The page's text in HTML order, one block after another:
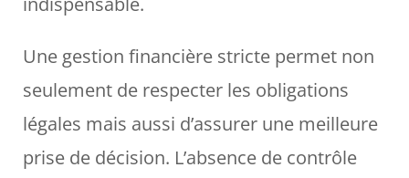
Une gestion financière stricte permet non
seulement de respecter les obligations
légales mais aussi d’assurer une meilleure
prise de décision. L’absence de contrôle